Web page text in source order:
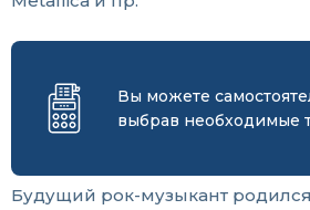
Вы можете
выбрав необходимые
Будущий рок-музыкант